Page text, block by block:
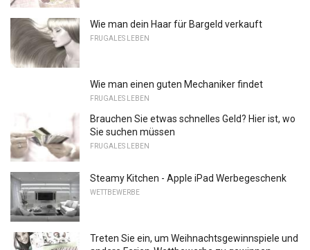
Wie man dein Haar für Bargeld verkauft
FRUGALES LEBEN
Wie man einen guten Mechaniker findet
FRUGALES LEBEN
Brauchen Sie etwas schnelles Geld? Hier ist, wo
Sie suchen müssen
FRUGALES LEBEN
Steamy Kitchen - Apple iPad Werbegeschenk
WETTBEWERBE
Treten Sie ein, um Weihnachtsgewinnspiele und